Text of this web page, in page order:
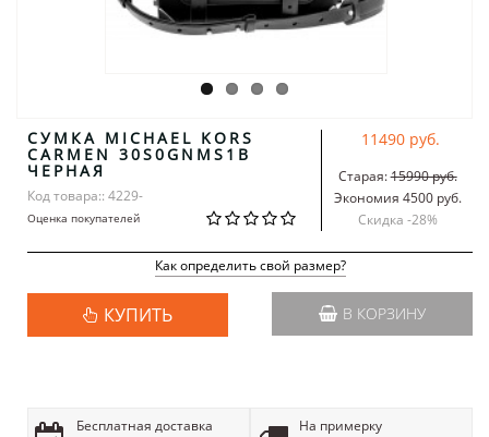
СУМКА MICHAEL KORS
CARMEN 30S0GNMS1B
ЧЕРНАЯ
Код товара:: 4229-
Оценка покупателей
11490 руб.
Старая:15990 руб.
Экономия 4500 руб.
Скидка -28%
Как определить свой размер?
КУПИТЬ В КОРЗИНУ
Бесплатная доставка
На примерку